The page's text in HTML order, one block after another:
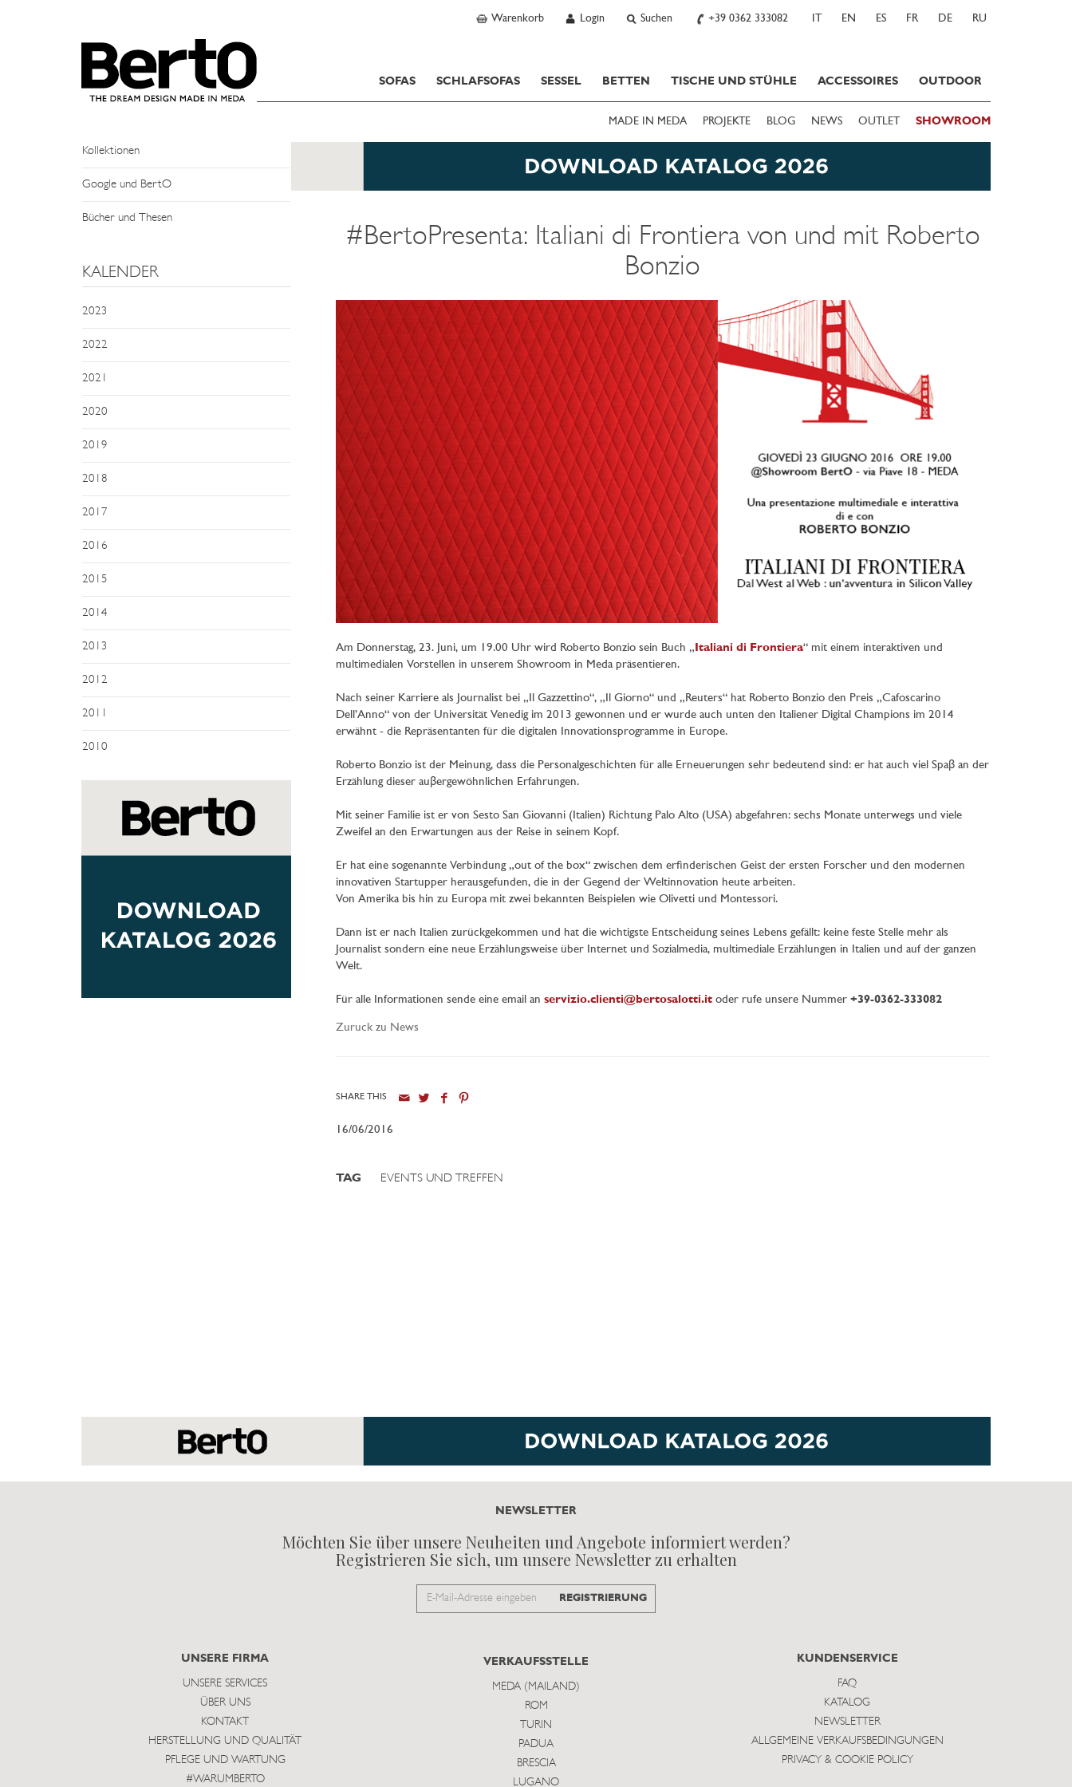
Warenkorb Login Suchen +39 0362 333082 IT EN ES FR DE RU
SOFAS SCHLAFSOFAS SESSEL BETTEN TISCHE UND STÜHLE ACCESSOIRES OUTDOOR
MADE IN MEDA PROJEKTE BLOG NEWS OUTLET SHOWROOM
#BertoPresenta: Italiani di Frontiera von und mit Roberto
Bonzio
NEWS
Events und Treffen
Kollektionen
Google und BertO
Bücher und Thesen
KALENDER
2023
2022
2021
2020
2019
2018
2017
2016
2015
2014
2013
2012
2011
2010
Am Donnerstag, 23. Juni, um 19.00 Uhr wird Roberto Bonzio sein Buch „Italiani di Frontiera“ mit einem interaktiven und
multimedialen Vorstellen in unserem Showroom in Meda präsentieren.
Nach seiner Karriere als Journalist bei „Il Gazzettino“, „Il Giorno“ und „Reuters“ hat Roberto Bonzio den Preis „Cafoscarino
Dell’Anno“ von der Universität Venedig im 2013 gewonnen und er wurde auch unten den Italiener Digital Champions im 2014
erwähnt - die Repräsentanten für die digitalen Innovationsprogramme in Europe.
Roberto Bonzio ist der Meinung, dass die Personalgeschichten für alle Erneuerungen sehr bedeutend sind: er hat auch viel Spaβ an der
Erzählung dieser auβergewöhnlichen Erfahrungen.
Mit seiner Familie ist er von Sesto San Giovanni (Italien) Richtung Palo Alto (USA) abgefahren: sechs Monate unterwegs und viele
Zweifel an den Erwartungen aus der Reise in seinem Kopf.
Er hat eine sogenannte Verbindung „out of the box“ zwischen dem erfinderischen Geist der ersten Forscher und den modernen
innovativen Startupper herausgefunden, die in der Gegend der Weltinnovation heute arbeiten.
Von Amerika bis hin zu Europa mit zwei bekannten Beispielen wie Olivetti und Montessori.
Dann ist er nach Italien zurückgekommen und hat die wichtigste Entscheidung seines Lebens gefällt: keine feste Stelle mehr als
Journalist sondern eine neue Erzählungsweise über Internet und Sozialmedia, multimediale Erzählungen in Italien und auf der ganzen
Welt.
Für alle Informationen sende eine email an servizio.clienti@bertosalotti.it oder rufe unsere Nummer +39-0362-333082
Zuruck zu News
SHARE THIS
16/06/2016
TAG EVENTS UND TREFFEN
NEWSLETTER
Möchten Sie über unsere Neuheiten und Angebote informiert werden?
Registrieren Sie sich, um unsere Newsletter zu erhalten
Email
REGISTRIERUNG
UNSERE FIRMA
UNSERE SERVICES
ÜBER UNS
KONTAKT
HERSTELLUNG UND QUALITÄT
PFLEGE UND WARTUNG
#WARUMBERTO
VERKAUFSSTELLE
MEDA (MAILAND)
ROM
TURIN
PADUA
BRESCIA
LUGANO
KUNDENSERVICE
FAQ
KATALOG
NEWSLETTER
ALLGEMEINE VERKAUFSBEDINGUNGEN
PRIVACY & COOKIE POLICY